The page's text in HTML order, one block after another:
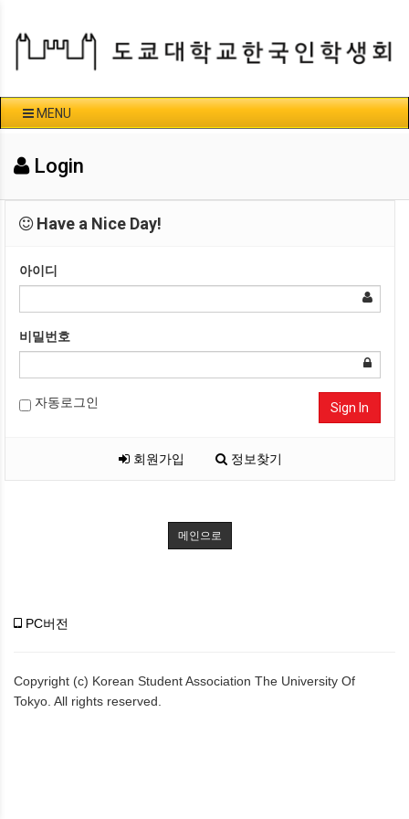
MENU
Login
Have a Nice Day!
아이디
비밀번호
자동로그인 Sign In
회원가입 정보찾기
메인으로
PC버전
Copyright (c) Korean Student Association The University Of
Tokyo. All rights reserved.